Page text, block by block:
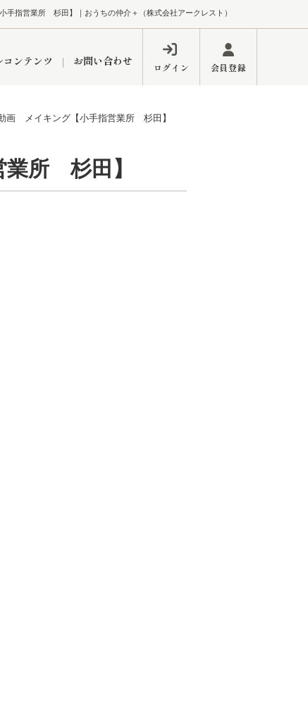
手指営業所 杉田】｜おうちの仲介＋（株式会社アークレスト）
ンテンツ お問い合わせ ログイン 会員登録
画 メイキング【小手指営業所 杉田】
所 杉田】